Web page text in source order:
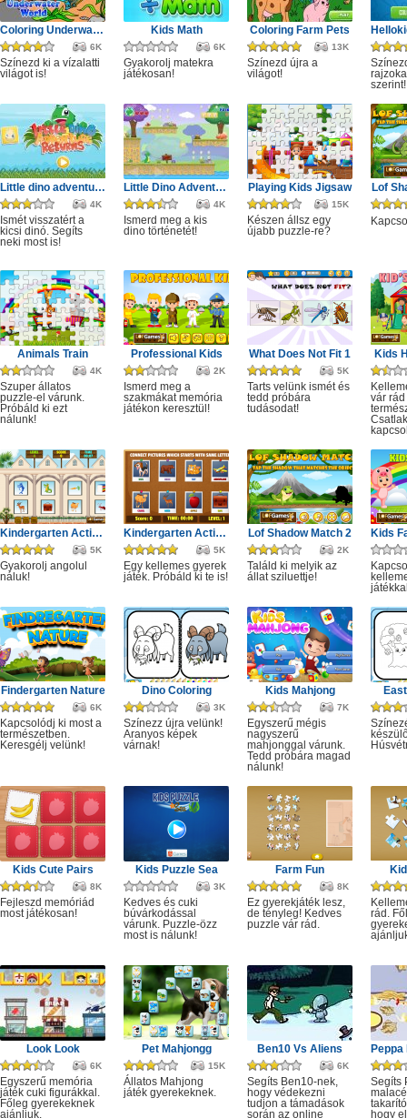
Coloring Underwater World
6K
Színezd ki a vízalatti
világot is!
Kids Math
6K
Gyakorolj matekra
játékosan!
Coloring Farm Pets
13K
Színezd újra a
világot!
szerint!
Little dino adventure returns
4K
Ismét visszatért a
kicsi dinó. Segíts
neki most is!
Little Dino Adventure
4K
Ismerd meg a kis
dino történetét!
Playing Kids Jigsaw
15K
Készen állsz egy
újabb puzzle-re?
Lof
Animals Train
4K
Szuper állatos
puzzle-el várunk.
Próbáld ki ezt
nálunk!
Professional Kids
2K
Ismerd meg a
szakmákat memória
játékon keresztül!
What Does Not Fit 1
5K
Tarts velünk ismét és
tedd próbára
tudásodat!
Kids
vár
Kindergarten Activity 3
5K
Gyakorolj angolul
náluk!
Kindergarten Activity 1
5K
Egy kellemes gyerek
játék. Próbáld ki te is!
Lof Shadow Match 2
2K
Találd ki melyik az
állat sziluettje!
Findergarten Nature
6K
Kapcsolódj ki most a
természetben.
Keresgélj velünk!
Dino Coloring
3K
Színezz újra velünk!
Aranyos képek
várnak!
Kids Mahjong
7K
Egyszerű mégis
nagyszerű
mahjonggal várunk.
Tedd próbára magad
nálunk!
Kids Cute Pairs
8K
Fejleszd memóriád
most játékosan!
Kids Puzzle Sea
3K
Kedves és cuki
búvárkodással
várunk. Puzzle-özz
most is nálunk!
Farm Fun
8K
Ez gyerekjáték lesz,
de tényleg! Kedves
puzzle vár rád.
rád.
Look Look
6K
Egyszerű memória
játék cuki figurákkal.
Főleg gyerekeknek
ajánljuk.
Pet Mahjongg
15K
Állatos Mahjong
játék gyerekeknek.
Ben10 Vs Aliens
6K
Segíts Ben10-nek,
hogy védekezni
tudjon a támadások
során az online
Segíts
hogy